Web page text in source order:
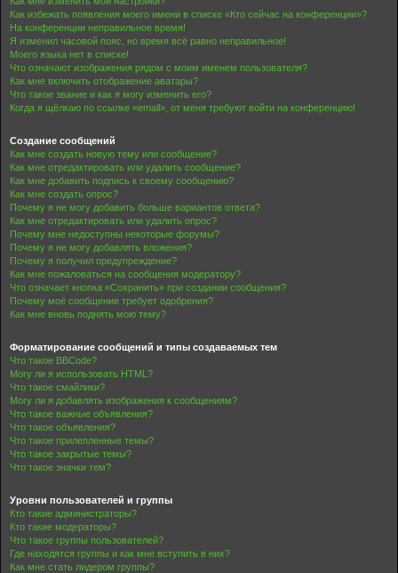
Как избежать появления моего имени в списке «Кто сейчас на конференции»?
На конференции неправильное время!
Я изменил часовой пояс, но время всё равно неправильное!
Моего языка нет в списке!
Что означают изображения рядом с моим именем пользователя?
Как мне включить отображение аватары?
Что такое звание и как я могу изменить его?
Когда я щёлкаю по ссылке «email», от меня требуют войти на конференцию!
Создание сообщений
Как мне создать новую тему или сообщение?
Как мне отредактировать или удалить сообщение?
Как мне добавить подпись к своему сообщению?
Как мне создать опрос?
Почему я не могу добавить больше вариантов ответа?
Как мне отредактировать или удалить опрос?
Почему мне недоступны некоторые форумы?
Почему я не могу добавлять вложения?
Почему я получил предупреждение?
Как мне пожаловаться на сообщения модератору?
Что означает кнопка «Сохранить» при создании сообщения?
Почему моё сообщение требует одобрения?
Как мне вновь поднять мою тему?
Форматирование сообщений и типы создаваемых тем
Что такое BBCode?
Могу ли я использовать HTML?
Что такое смайлики?
Могу ли я добавлять изображения к сообщениям?
Что такое важные объявления?
Что такое объявления?
Что такое прилепленные темы?
Что такое закрытые темы?
Что такое значки тем?
Уровни пользователей и группы
Кто такие администраторы?
Кто такие модераторы?
Что такое группы пользователей?
Где находятся группы и как мне вступить в них?
Как мне стать лидером группы?